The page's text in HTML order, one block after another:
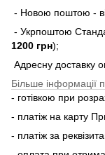
- Новою поштою -
- Укрпоштою
1200 грн);
Адресну доставку
Більше інформації
- готівкою при
- платіж на карту
- платіж за